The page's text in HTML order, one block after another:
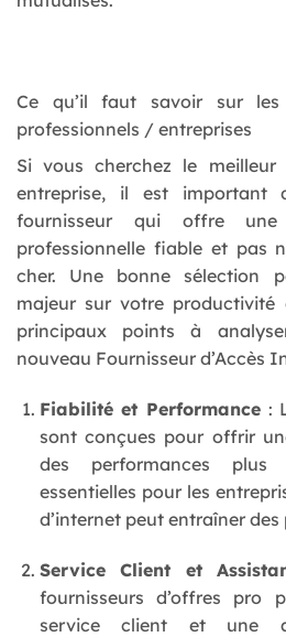
Ce qu’il faut savoir sur
professionnels / entreprises
Si vous cherchez le
entreprise, il est important
fournisseur qui offre une
professionnelle fiable et pas
cher. Une bonne sélection
majeur sur votre productivité
principaux points à
nouveau Fournisseur d’Accès
Fiabilité et Performance :
sont conçues pour offrir
des performances plus
essentielles pour les
d’internet peut entraîner
Service Client et
fournisseurs d’offres pro
service client et une